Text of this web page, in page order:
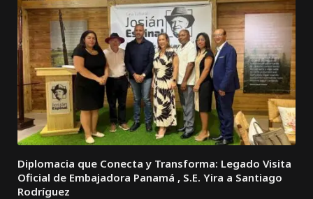
Diplomacia que Conecta y Transforma: Legado Visita
Oficial de Embajadora Panamá , S.E. Yira a Santiago
Rodríguez